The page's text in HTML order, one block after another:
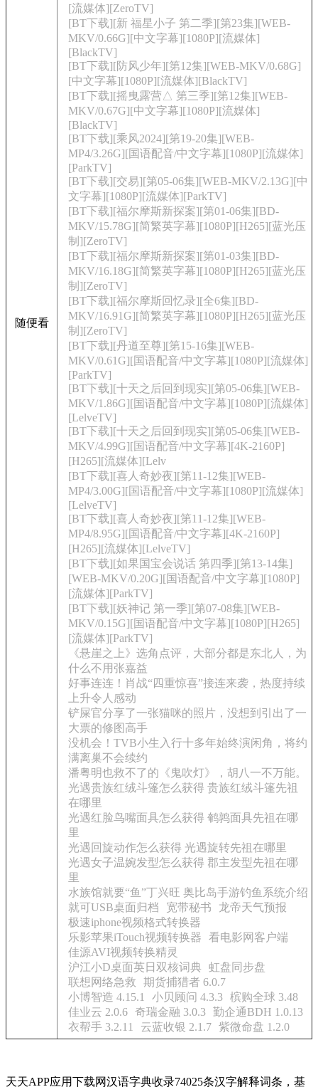
随便看
[流媒体][ZeroTV]
[BT下载][新 福星小子 第二季][第23集][WEB-
MKV/0.66G][中文字幕][1080P][流媒体]
[BlackTV]
[BT下载][防风少年][第12集][WEB-MKV/0.68G]
[中文字幕][1080P][流媒体][BlackTV]
[BT下载][摇曳露营△ 第三季][第12集][WEB-
MKV/0.67G][中文字幕][1080P][流媒体]
[BlackTV]
[BT下载][乘风2024][第19-20集][WEB-
MP4/3.26G][国语配音/中文字幕][1080P][流媒体]
[ParkTV]
[BT下载][交易][第05-06集][WEB-MKV/2.13G][中
文字幕][1080P][流媒体][ParkTV]
[BT下载][福尔摩斯新探案][第01-06集][BD-
MKV/15.78G][简繁英字幕][1080P][H265][蓝光压
制][ZeroTV]
[BT下载][福尔摩斯新探案][第01-03集][BD-
MKV/16.18G][简繁英字幕][1080P][H265][蓝光压
制][ZeroTV]
[BT下载][福尔摩斯回忆录][全6集][BD-
MKV/16.91G][简繁英字幕][1080P][H265][蓝光压
制][ZeroTV]
[BT下载][丹道至尊][第15-16集][WEB-
MKV/0.61G][国语配音/中文字幕][1080P][流媒体]
[ParkTV]
[BT下载][十天之后回到现实][第05-06集][WEB-
MKV/1.86G][国语配音/中文字幕][1080P][流媒体]
[LelveTV]
[BT下载][十天之后回到现实][第05-06集][WEB-
MKV/4.99G][国语配音/中文字幕][4K-2160P]
[H265][流媒体][Lelv
[BT下载][喜人奇妙夜][第11-12集][WEB-
MP4/3.00G][国语配音/中文字幕][1080P][流媒体]
[LelveTV]
[BT下载][喜人奇妙夜][第11-12集][WEB-
MP4/8.95G][国语配音/中文字幕][4K-2160P]
[H265][流媒体][LelveTV]
[BT下载][如果国宝会说话 第四季][第13-14集]
[WEB-MKV/0.20G][国语配音/中文字幕][1080P]
[流媒体][ParkTV]
[BT下载][妖神记 第一季][第07-08集][WEB-
MKV/0.15G][国语配音/中文字幕][1080P][H265]
[流媒体][ParkTV]
《悬崖之上》选角点评，大部分都是东北人，为
什么不用张嘉益
好事连连！肖战“四重惊喜”接连来袭，热度持续
上升令人感动
铲屎官分享了一张猫咪的照片，没想到引出了一
大票的修图高手
没机会！TVB小生入行十多年始终演闲角，将约
满离巢不会续约
潘粤明也救不了的《鬼吹灯》，胡八一不万能。
光遇贵族红绒斗篷怎么获得 贵族红绒斗篷先祖
在哪里
光遇红脸鸟嘴面具怎么获得 鹌鹑面具先祖在哪
里
光遇回旋动作怎么获得 光遇旋转先祖在哪里
光遇女子温婉发型怎么获得 郡主发型先祖在哪
里
水族馆就要“鱼”丁兴旺 奥比岛手游钓鱼系统介绍
就可USB桌面归档
宽带秘书
龙帝天气预报
极速iphone视频格式转换器
乐影苹果iTouch视频转换器
看电影网客户端
佳源AVI视频转换精灵
沪江小D桌面英日双核词典 虹盘同步盘
联想网络急救
期货捕猎者 6.0.7
小博智造 4.15.1
小贝顾问 4.3.3 槟购全球 3.48
佳业云 2.0.6 奇瑞金融 3.0.3 勤企通BDH 1.0.13
衣帮手 3.2.11
云蓝收银 2.1.7 紫微命盘 1.2.0
天天APP应用下载网汉语字典收录74025条汉字解释词条，基